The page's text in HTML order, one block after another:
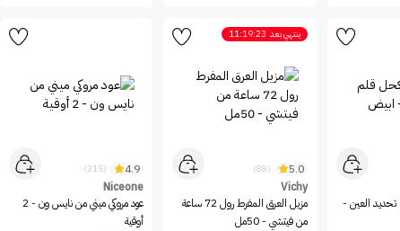
العين -
ينتهي بعد 11:19:23
5.0
(88)
Vichy
مزيل العرق المفرط رول 72 ساعة
من فيتشي - 50مل
4.9
(215)
Niceone
عود مروكي ميني من نايس ون - 2
أوقية